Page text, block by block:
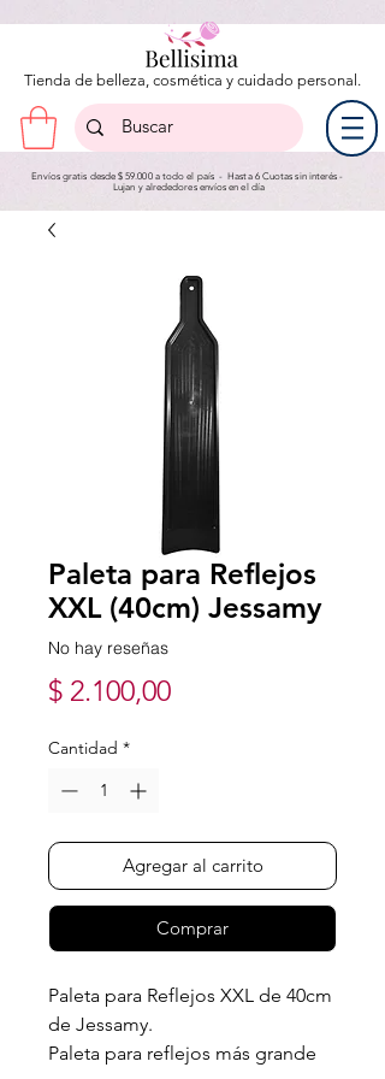
Tienda de belleza, cosmética y cuidado personal.
Envíos gratis desde $ 59.000 a todo el país - Hasta 6 Cuotas sin interés -
Lujan y alrededores envíos en el día
Paleta para Reflejos
XXL (40cm) Jessamy
No hay reseñas
$ 2.100,00Precio
Cantidad *
Agregar al carrito
Comprar
Paleta para Reflejos XXL de 40cm
de Jessamy.
Paleta para reflejos más grande